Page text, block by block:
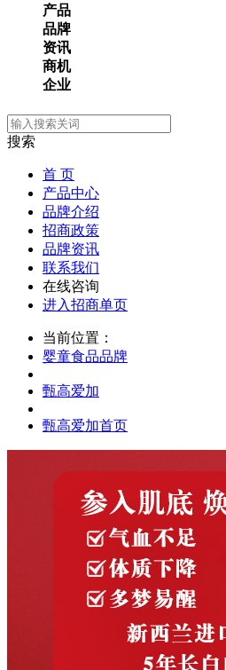
产品
品牌
资讯
商机
企业
搜索
首 页
产品中心
品牌介绍
招商政策
品牌资讯
联系我们
在线咨询
进入招商单页
当前位置：
婴童食品品牌
甄高爱加
甄高爱加首页